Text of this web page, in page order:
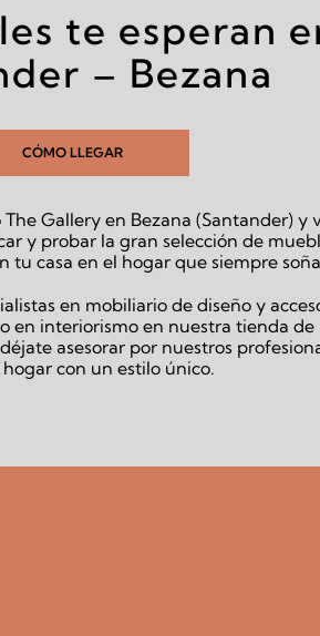
te esperan
– Bezana
CÓMO LLEGAR
Gallery en Bezana (Santander) y
y probar la gran selección de
tu casa en el hogar que siempre
en mobiliario de diseño y
en interiorismo en nuestra tienda de
asesorar por nuestros
con un estilo único.